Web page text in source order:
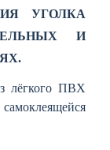
УГОЛКА
И
лёгкого ПВХ